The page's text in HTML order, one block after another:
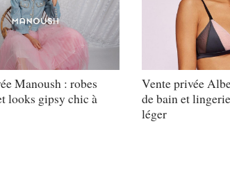
Manoush : robes
looks gipsy chic à
Vente privée
de bain et
léger